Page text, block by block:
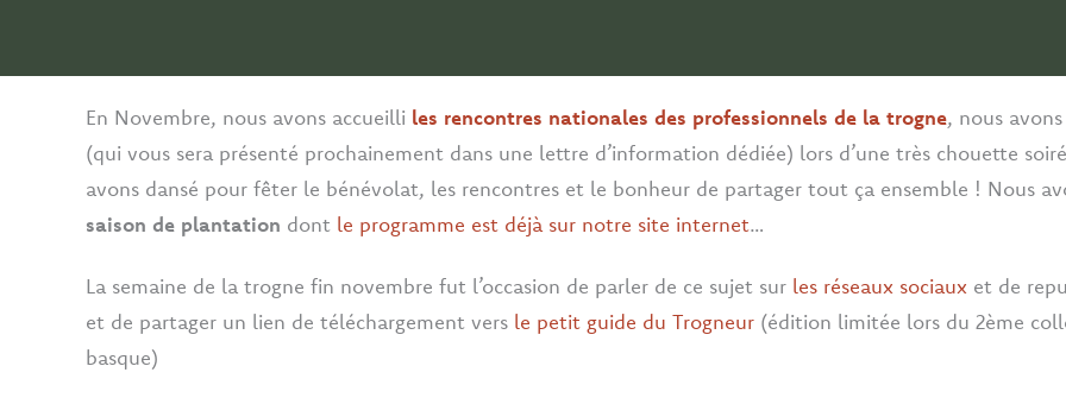
En Novembre, nous avons accueilli les rencontres nationales des professionnels de la trogne, nous
(qui vous sera présenté prochainement dans une lettre d’information dédiée) lors d’une très chouette
avons dansé pour fêter le bénévolat, les rencontres et le bonheur de partager tout ça ensemble ! Nous
saison de plantation dont le programme est déjà sur notre site internet…
La semaine de la trogne fin novembre fut l’occasion de parler de ce sujet sur les réseaux sociaux et de
et de partager un lien de téléchargement vers le petit guide du Trogneur (édition limitée lors du 2ème
basque)